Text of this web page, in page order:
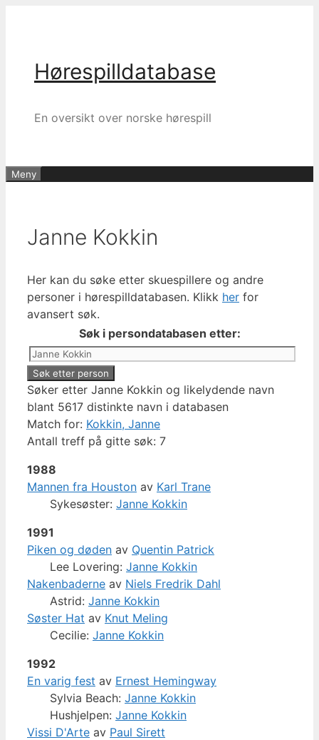
Hørespilldatabase
En oversikt over norske hørespill
Meny
Janne Kokkin
Her kan du søke etter skuespillere og andre
personer i hørespilldatabasen. Klikk her for
avansert søk.
Søk i persondatabasen etter:
Søker etter Janne Kokkin og likelydende navn
blant 5617 distinkte navn i databasen
Match for: Kokkin, Janne
Antall treff på gitte søk: 7
1988
Mannen fra Houston av Karl Trane
Sykesøster: Janne Kokkin
1991
Piken og døden av Quentin Patrick
Lee Lovering: Janne Kokkin
Nakenbaderne av Niels Fredrik Dahl
Astrid: Janne Kokkin
Søster Hat av Knut Meling
Cecilie: Janne Kokkin
1992
En varig fest av Ernest Hemingway
Sylvia Beach: Janne Kokkin
Hushjelpen: Janne Kokkin
Vissi D'Arte av Paul Sirett